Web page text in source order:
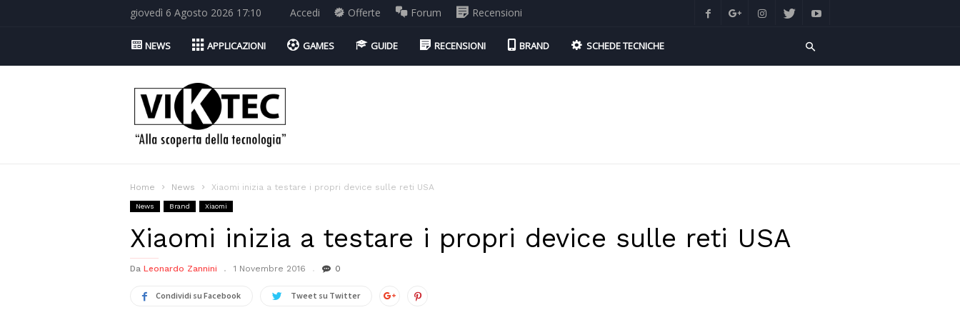
giovedì 6 Agosto 2026 17:10 Accedi Offerte Forum Recensioni
NEWS APPLICAZIONI GAMES GUIDE RECENSIONI BRAND SCHEDE TECNICHE
Viktec.net
Home News Xiaomi inizia a testare i propri device sulle reti USA
News Brand Xiaomi
Xiaomi inizia a testare i propri device sulle reti USA
Da Leonardo Zannini 1 Novembre 2016 0
Condividi su Facebook Tweet su Twitter